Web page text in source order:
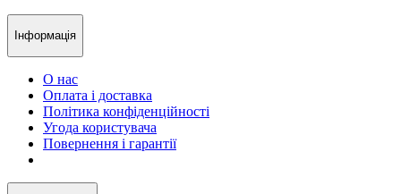
Інформація
О нас
Оплата і доставка
Політика конфіденційності
Угода користувача
Повернення і гарантії